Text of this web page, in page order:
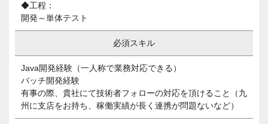
◆工程：
開発～単体テスト
必須スキル
Java開発経験（一人称で業務対応できる）
バッチ開発経験
有事の際、貴社にて技術者フォローの対応を頂けること（九
州に支店をお持ち、稼働実績が長く連携が問題ないなど）